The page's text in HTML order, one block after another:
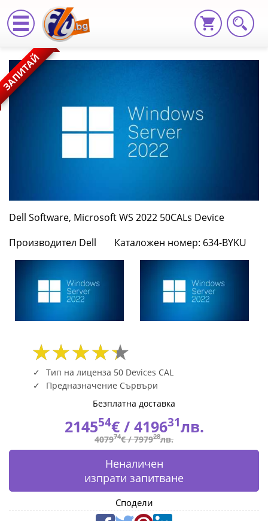
Dell
Software,
Microsoft
WS
Device
634-
BYKU
|
Fly.bg
ЗАПИТАЙ
Dell Software, Microsoft WS 2022 50CALs Device
Производител Dell
Каталожен номер: 634-BYKU
Тип на лиценза 50 Devices CAL
Предназначение Сървъри
Безплатна доставка
214554€ / 419631лв.
407974€ /797928лв.
Неналичен
изпрати запитване
Сподели